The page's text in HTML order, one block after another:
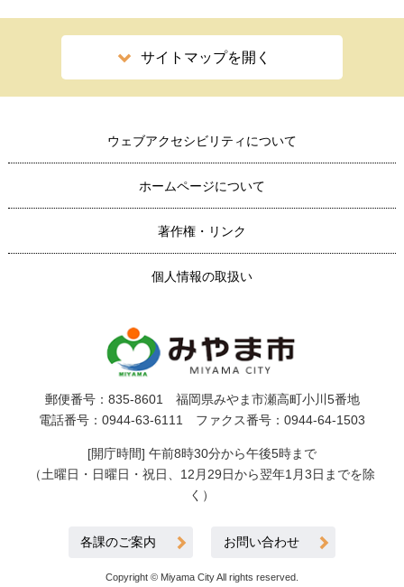
サイトマップを開く
ウェブアクセシビリティについて
ホームページについて
著作権・リンク
個人情報の取扱い
郵便番号：835-8601 福岡県みやま市瀬高町小川5番地
電話番号：0944-63-6111 ファクス番号：0944-64-1503
[開庁時間] 午前8時30分から午後5時まで
（土曜日・日曜日・祝日、12月29日から翌年1月3日までを除
く）
各課のご案内 お問い合わせ
Copyright © Miyama City All rights reserved.